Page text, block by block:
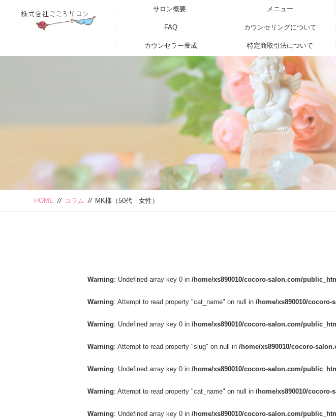
サロン概要 メニュー
FAQ カウンセリングについて
カウンセラー養成 特定商取引法について
HOME // コラム // MK様（50代 女性）
Warning: Undefined array key 0 in /home/xs890010/cocoro-salon.com/
Warning: Attempt to read property "cat_name" on null in /home/xs890010/
Warning: Undefined array key 0 in /home/xs890010/cocoro-salon.com/
Warning: Attempt to read property "slug" on null in /home/xs890010/cocoro-
Warning: Undefined array key 0 in /home/xs890010/cocoro-salon.com/
Warning: Attempt to read property "cat_name" on null in /home/xs890010/
Warning: Undefined array key 0 in /home/xs890010/cocoro-salon.com/